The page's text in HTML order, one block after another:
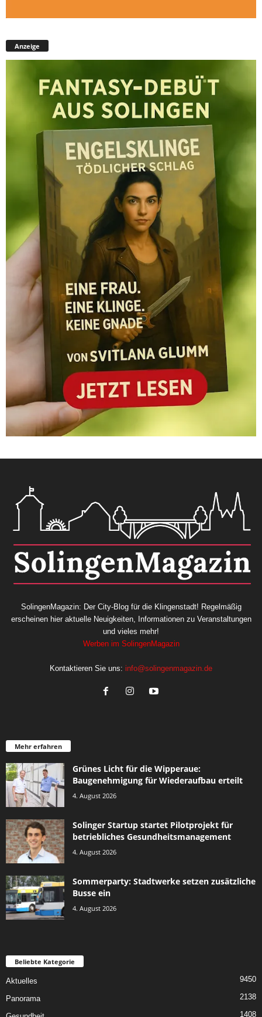
Anzeige
SolingenMagazin: Der City-Blog für die Klingenstadt! Regelmäßig
erscheinen hier aktuelle Neuigkeiten, Informationen zu Veranstaltungen
und vieles mehr!
Werben im SolingenMagazin
Kontaktieren Sie uns: info@solingenmagazin.de
Mehr erfahren
Grünes Licht für die Wipperaue:
Baugenehmigung für Wiederaufbau erteilt
4. August 2026
Solinger Startup startet Pilotprojekt für
betriebliches Gesundheitsmanagement
4. August 2026
Sommerparty: Stadtwerke setzen zusätzliche
Busse ein
4. August 2026
Beliebte Kategorie
Aktuelles 9450
Panorama 2138
1408